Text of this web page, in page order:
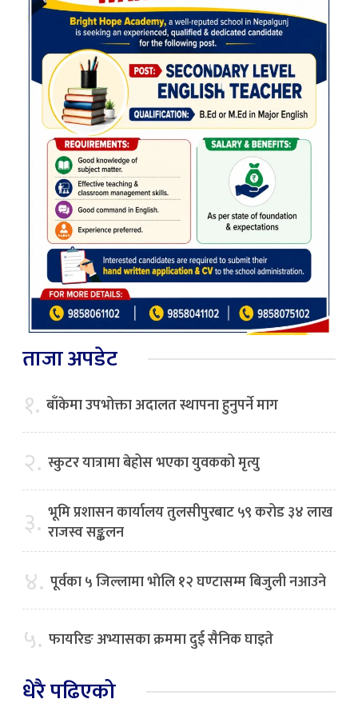
ताजा अपडेट
१. बाँकेमा उपभोक्ता अदालत स्थापना हुनुपर्ने माग
२. स्कुटर यात्रामा बेहोस भएका युवकको मृत्यु
३. भूमि प्रशासन कार्यालय तुलसीपुरबाट ५९ करोड ३४ लाख
राजस्व सङ्कलन
४. पूर्वका ५ जिल्लामा भाेलि १२ घण्टासम्म बिजुली नआउने
५. फायरिङ अभ्यासका क्रममा दुई सैनिक घाइते
धेरै पढिएको